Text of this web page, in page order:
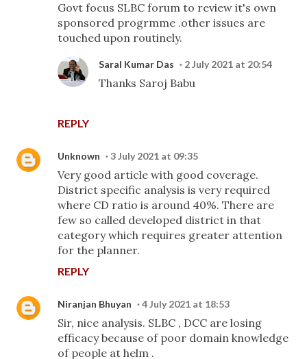
Govt focus SLBC forum to review it's own
sponsored progrmme .other issues are
touched upon routinely.
REPLY
Saral Kumar Das 2 July 2021 at 20:54
Thanks Saroj Babu
Unknown 3 July 2021 at 09:35
Very good article with good coverage.
District specific analysis is very required
where CD ratio is around 40%. There are
few so called developed district in that
category which requires greater attention
for the planner.
REPLY
Niranjan Bhuyan 4 July 2021 at 18:53
Sir, nice analysis. SLBC , DCC are losing
efficacy because of poor domain knowledge
of people at helm .